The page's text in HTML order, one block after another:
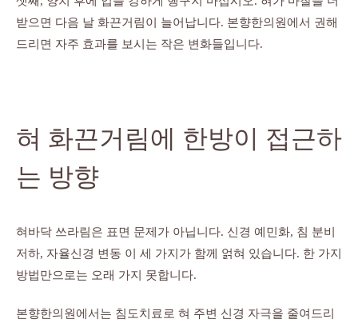
받으면 다음 날 화끈거림이 늘어납니다. 본향한의원에서 권해
드리면 자주 효과를 보시는 작은 변화들입니다.
혀 화끈거림에 한방이 접근하
는 방향
혀바닥 쓰라림은 표면 문제가 아닙니다. 신경 예민화, 침 분비
저하, 자율신경 변동 이 세 가지가 함께 얽혀 있습니다. 한 가지
방법만으로는 오래 가지 못합니다.
본향한의원에서는 침도치료로 혀 주변 신경 자극을 줄여드리